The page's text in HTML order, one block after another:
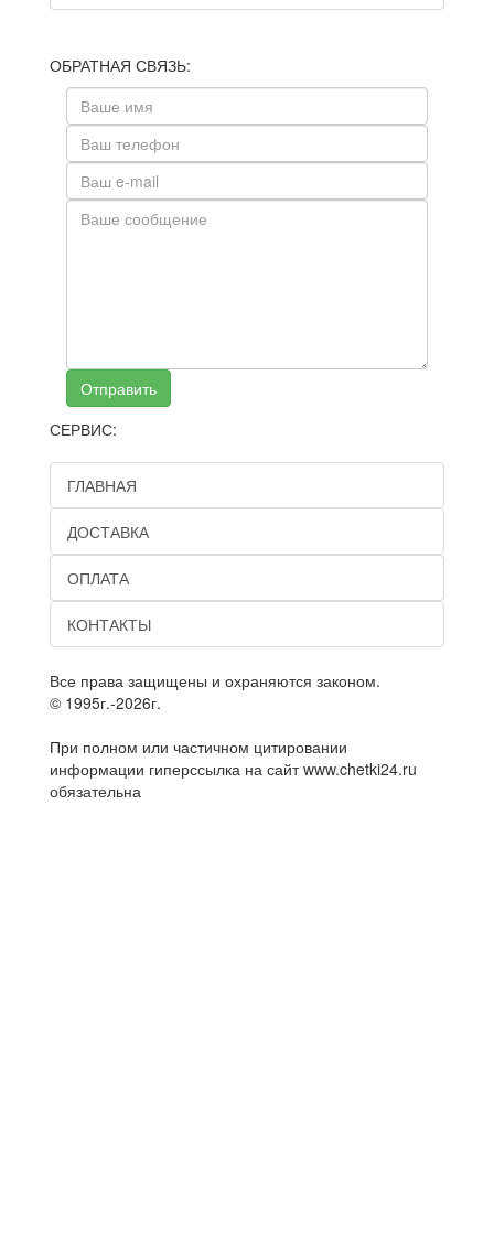
ОБРАТНАЯ СВЯЗЬ:
Отправить
СЕРВИС:
ГЛАВНАЯ
ДОСТАВКА
ОПЛАТА
КОНТАКТЫ
Все права защищены и охраняются законом.
© 1995г.-2026г.
При полном или частичном цитировании
информации гиперссылка на сайт www.chetki24.ru
обязательна